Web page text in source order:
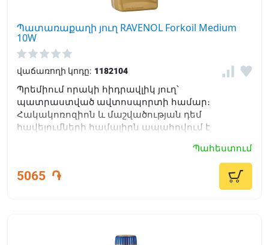
Պատառաքաղի յուղ RAVENOL Forkoil Medium
10W
վաճառողի կոդը: 1182104
Պրեմիում որակի հիդրավլիկ յուղ՝
պատրաստված ավտոսպորտի համար։
Հակակոռոզիոն և մաշվածության դեմ
հավելումների համալիրն ապահովում է
Պահեստում
5065 ֏